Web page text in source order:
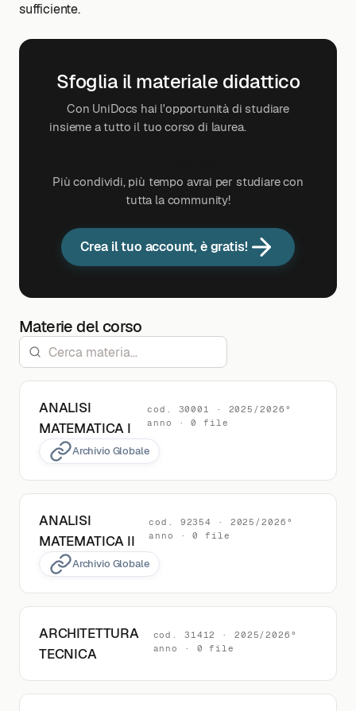
sufficiente.
Sfoglia il materiale didattico
Con UniDocs hai l'opportunità di studiare
insieme a tutto il tuo corso di laurea.
Più condividi, più tempo avrai per studiare con
tutta la community!
Crea il tuo account, è gratis!
Materie del corso
ANALISI
MATEMATICA I
cod. 30001 · 2025/2026°
anno · 0 file
Archivio Globale
ANALISI
MATEMATICA II
cod. 92354 · 2025/2026°
anno · 0 file
Archivio Globale
ARCHITETTURA
TECNICA
cod. 31412 · 2025/2026°
anno · 0 file